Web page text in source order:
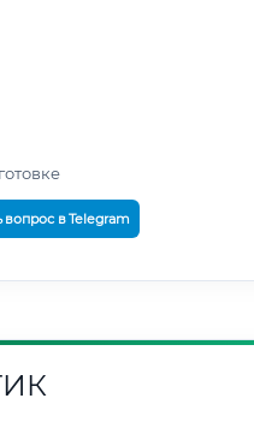
вопрос в Telegram